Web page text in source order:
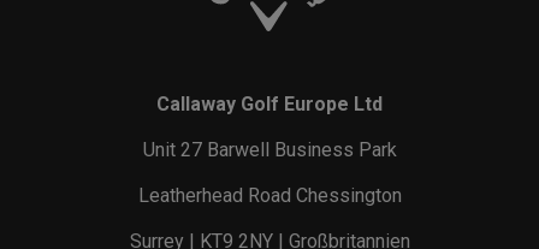
Callaway Golf Europe Ltd
Unit 27 Barwell Business Park
Leatherhead Road Chessington
Surrey | KT9 2NY | Großbritannien